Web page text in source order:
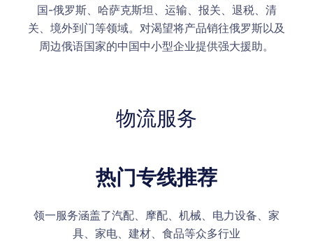
国-俄罗斯、哈萨克斯坦、运输、报关、退税、清
关、境外到门等领域。对渴望将产品销往俄罗斯以及
周边俄语国家的中国中小型企业提供强大援助。
物流服务
热门专线推荐
领一服务涵盖了汽配、摩配、机械、电力设备、家
具、家电、建材、食品等众多行业